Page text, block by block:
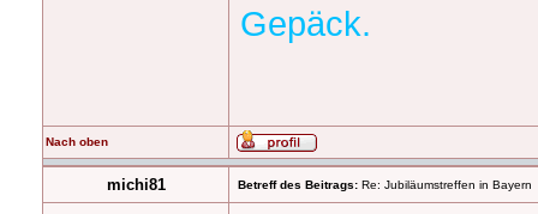
Gepäck.
Nach oben
michi81 Betreff des Beitrags: Re: Jubiläumstreffen in Bayern